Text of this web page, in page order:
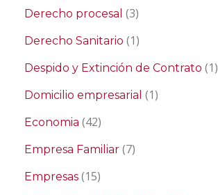
Derecho procesal (3)
Derecho Sanitario (1)
Despido y Extinción de Contrato (1)
Domicilio empresarial (1)
Economia (42)
Empresa Familiar (7)
Empresas (15)